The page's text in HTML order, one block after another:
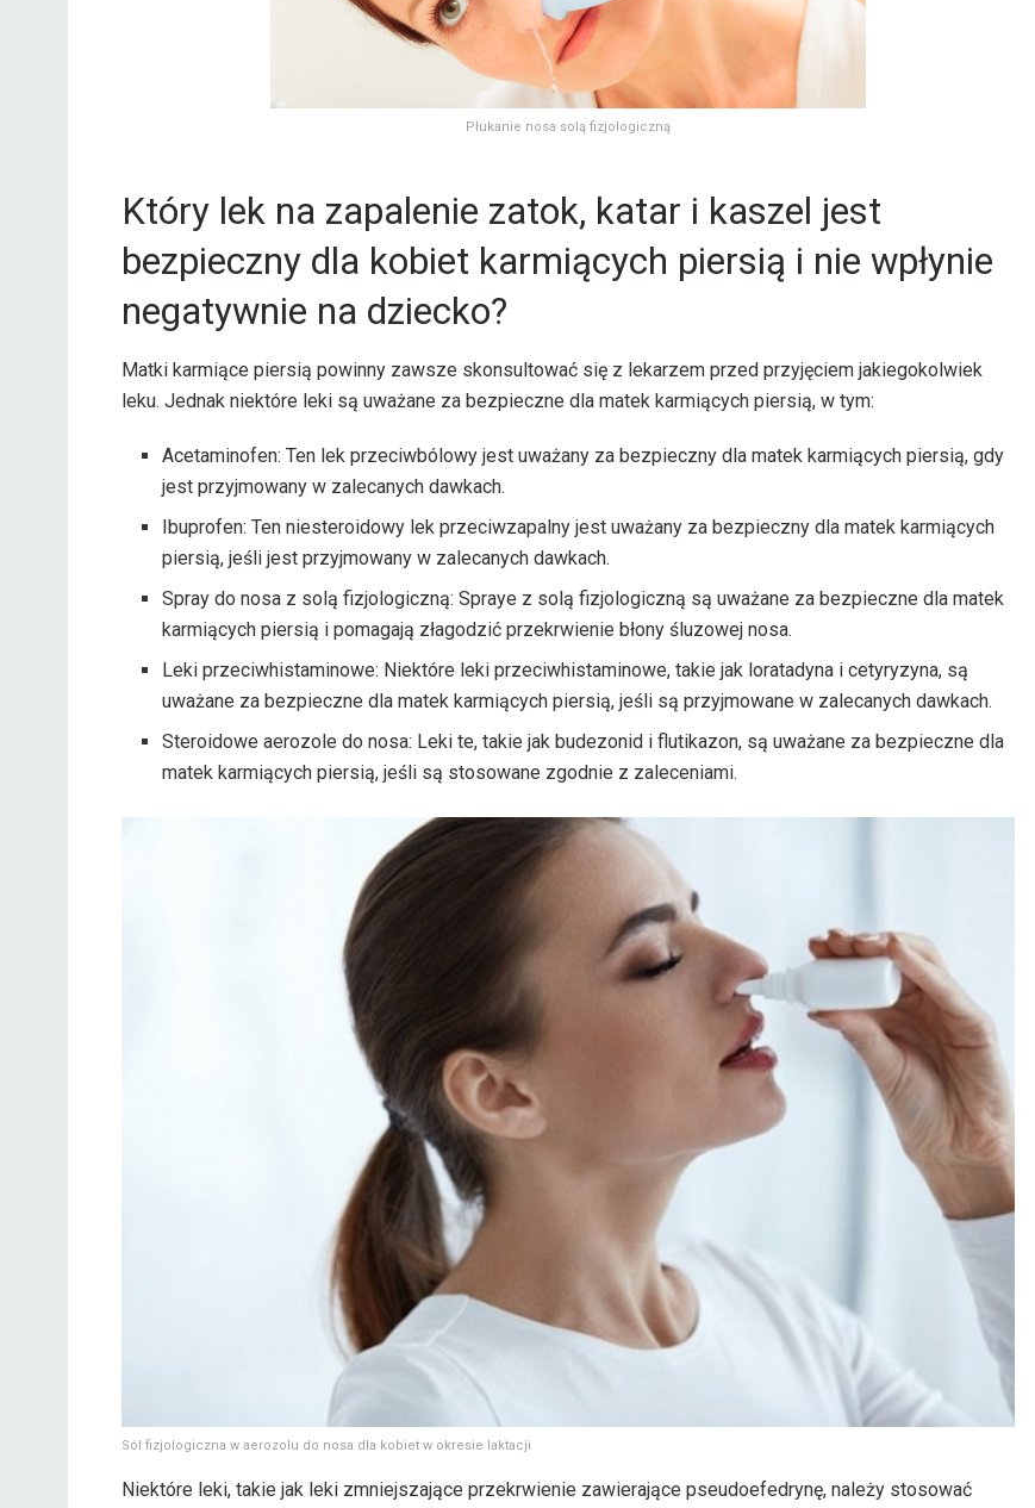
Płukanie nosa solą fizjologiczną
Który lek na zapalenie zatok, katar i kaszel jest
bezpieczny dla kobiet karmiących piersią i nie wpłynie
negatywnie na dziecko?
Matki karmiące piersią powinny zawsze skonsultować się z lekarzem przed przyjęciem jakiegokolwiek
leku. Jednak niektóre leki są uważane za bezpieczne dla matek karmiących piersią, w tym:
Acetaminofen: Ten lek przeciwbólowy jest uważany za bezpieczny dla matek karmiących piersią, gdy
jest przyjmowany w zalecanych dawkach.
Ibuprofen: Ten niesteroidowy lek przeciwzapalny jest uważany za bezpieczny dla matek karmiących
piersią, jeśli jest przyjmowany w zalecanych dawkach.
Spray do nosa z solą fizjologiczną: Spraye z solą fizjologiczną są uważane za bezpieczne dla matek
karmiących piersią i pomagają złagodzić przekrwienie błony śluzowej nosa.
Leki przeciwhistaminowe: Niektóre leki przeciwhistaminowe, takie jak loratadyna i cetyryzyna, są
uważane za bezpieczne dla matek karmiących piersią, jeśli są przyjmowane w zalecanych dawkach.
Steroidowe aerozole do nosa: Leki te, takie jak budezonid i flutikazon, są uważane za bezpieczne dla
matek karmiących piersią, jeśli są stosowane zgodnie z zaleceniami.
Sól fizjologiczna w aerozolu do nosa dla kobiet w okresie laktacji
Niektóre leki, takie jak leki zmniejszające przekrwienie zawierające pseudoefedrynę, należy stosować